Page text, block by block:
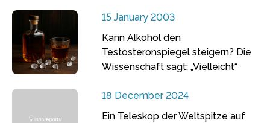
15 January 2003
Kann Alkohol den
Testosteronspiegel steigern? Die
Wissenschaft sagt: „Vielleicht“
18 December 2024
Ein Teleskop der Weltspitze auf